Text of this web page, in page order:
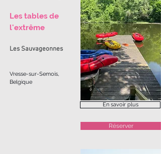
Les tables de
l'extrême
Les Sauvageonnes
Vresse-sur-Semois,
Belgique
En savoir plus
Réserver